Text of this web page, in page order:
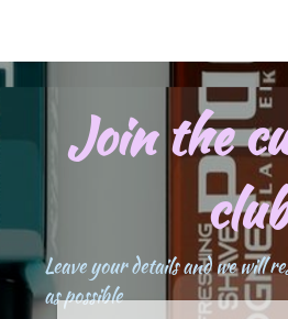
Join the
club
Leave your details and we will
as possible